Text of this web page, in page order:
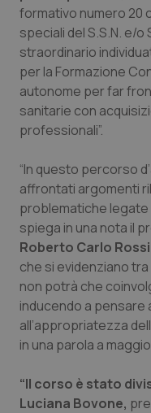
Lombardia
Marche
Molise
Piemonte
Provincia
Provincia
Puglia
Sardegna
Sicilia
Toscana
Dolore
Donna & Salute
Epatiti
HIV
Infezioni &
Ipertensione &
Malattie rare
Malattia di
Neuroscienze
Obesità
formativo numero 20
speciali del S.S.N. e/
straordinario
per la Formazione
autonome per far
sanitarie con
professionali”.
“In questo percorso
affrontati argomenti
problematiche legate
spiega in una nota il
Roberto Carlo Rossi
che si evidenziano
non potrà che
inducendo a
all’appropriatezza
in una parola a
“Il corso è stato
Luciana Bovone,